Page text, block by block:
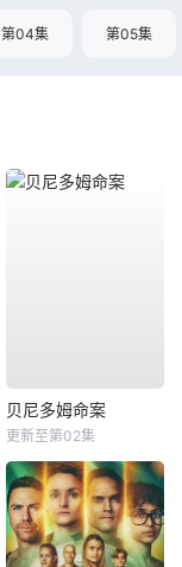
第04集 第05集
贝尼多姆命案
更新至第02集